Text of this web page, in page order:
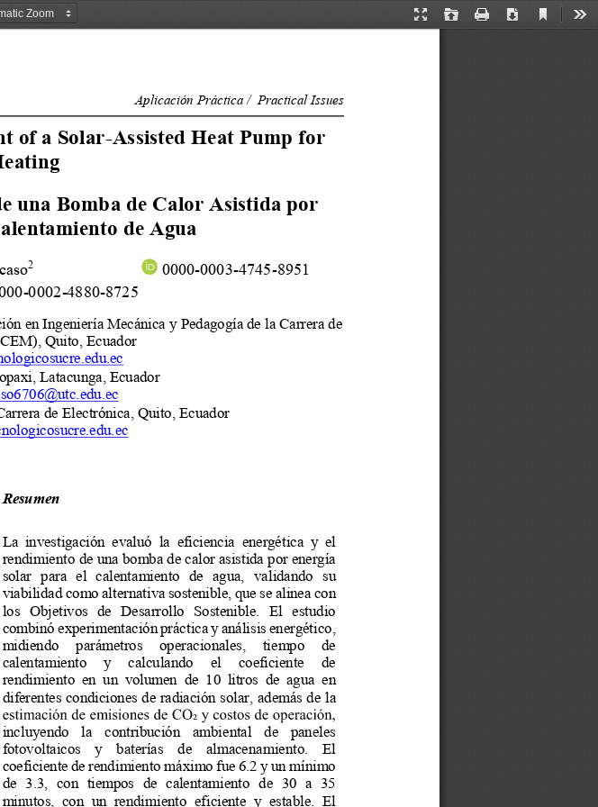
Presentation
Open Print Download
Current
Aplicación Práctica /  Practical Issues
of a Solar-Assisted Heat Pump for
una Bomba de Calor Asistida por
de Agua
2
0000-0003-4745-8951
0002-4880-8725
en Ingeniería Mecánica y Pedagogía de la Carrera de
Quito, Ecuador
Latacunga, Ecuador
de Electrónica, Quito, Ecuador
Resumen
La  investigación  evaluó  la  eficiencia  energética  y  el
rendimiento de una bomba de calor asistida por energía
solar  para  el  calentamiento  de  agua,  validando  su
viabilidad como alternativa sostenible, que se alinea con
los  Objetivos  de  Desarrollo  Sostenible.  El  estudio
combinó experimentación práctica y análisis energético,
midiendo  parámetros  operacionales,  tiempo  de
calentamiento  y  calculando  el  coeficiente  de
rendimiento  en  un  volumen  de  10  litros  de agua  en
diferentes condiciones de radiación solar, además de la
incluyendo  la  contribución  ambiental  de  paneles
fotovoltaicos  y  baterías  de  almacenamiento.  El
coeficiente de rendimiento máximo fue 6.2 y un mínimo
de  3.3,  con  tiempos  de  calentamiento  de  30  a  35
minutos,  con  un  rendimiento  eficiente  y  estable.  El